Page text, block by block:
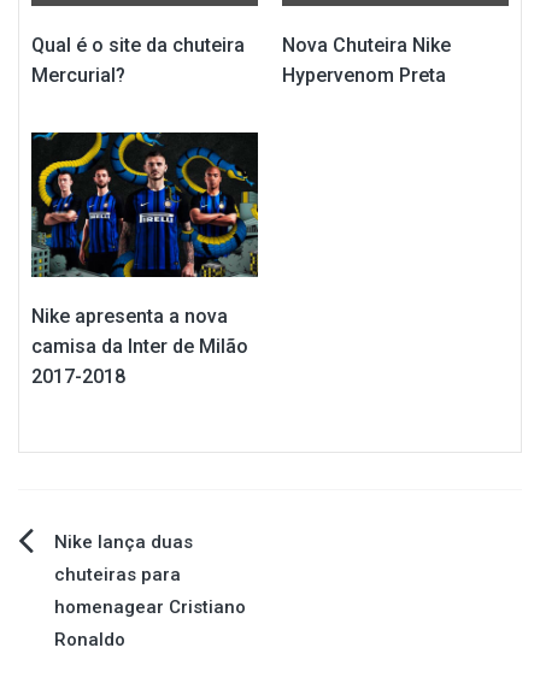
Qual é o site da chuteira
Mercurial?
Nova Chuteira Nike
Hypervenom Preta
Nike apresenta a nova
camisa da Inter de Milão
2017-2018
Navegação
de
Post
Nike lança duas
chuteiras para
homenagear Cristiano
Ronaldo